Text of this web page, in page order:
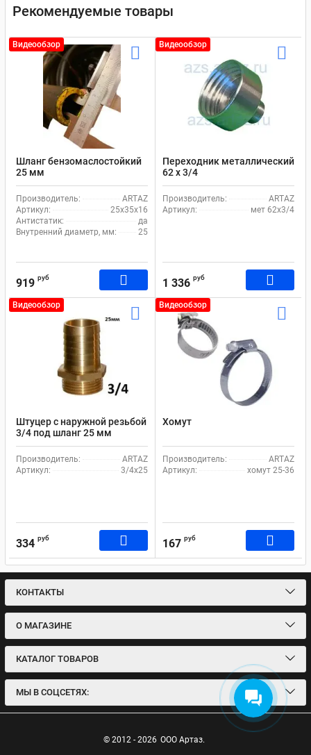
Рекомендуемые товары
Видеообзор
Шланг бензомаслостойкий
25 мм
Производитель:
ARTAZ
Артикул:
25х35х16
Антистатик:
да
Внутренний диаметр, мм:
25
919 руб
Видеообзор
Переходник металлический
62 х 3/4
Производитель:
ARTAZ
Артикул:
мет 62х3/4
1 336 руб
Видеообзор
Штуцер с наружной резьбой
3/4 под шланг 25 мм
Производитель:
ARTAZ
Артикул:
3/4х25
334 руб
Видеообзор
Хомут
Производитель:
ARTAZ
Артикул:
хомут 25-36
167 руб
КОНТАКТЫ
О МАГАЗИНЕ
КАТАЛОГ ТОВАРОВ
МЫ В СОЦСЕТЯХ:
© 2012 - 2026 ООО Артаз.